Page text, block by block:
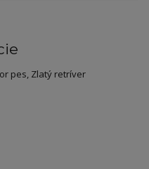
pes, Zlatý retríver